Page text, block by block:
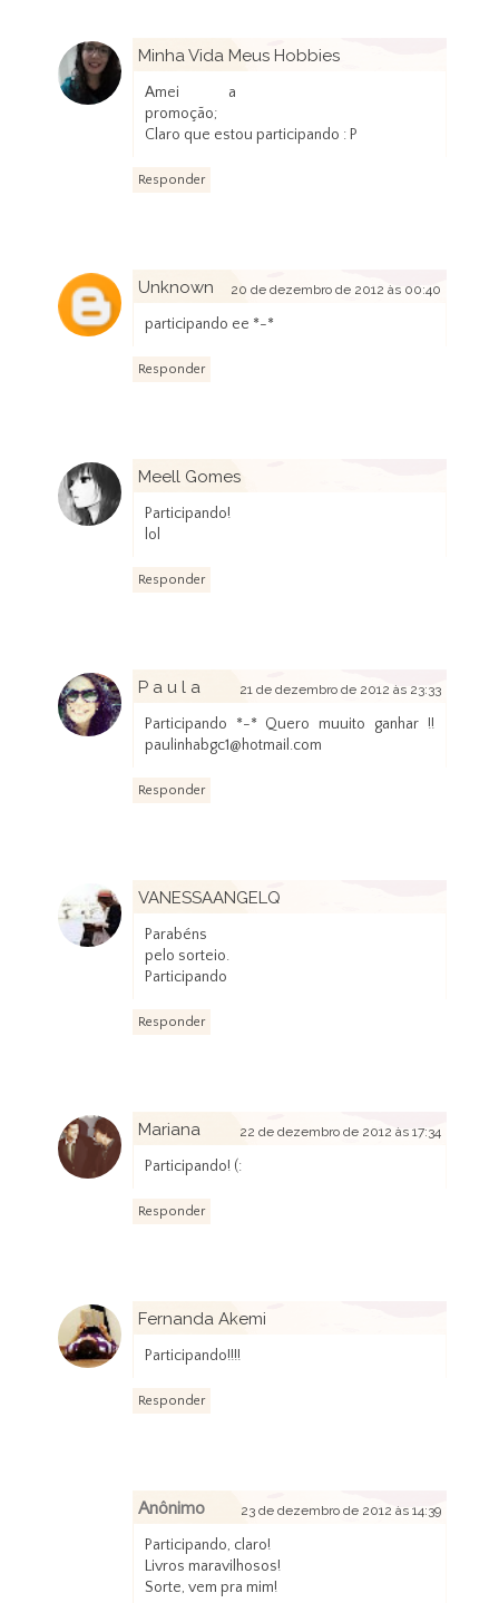
Minha Vida Meus Hobbies
Amei a
promoção;
Claro que estou participando : P
Responder
Unknown 20 de dezembro de 2012 às 00:40
participando ee *-*
Responder
Meell Gomes
Participando!
lol
Responder
P a u l a 21 de dezembro de 2012 às 23:33
Participando *-* Quero muuito ganhar !!
paulinhabgc1@hotmail.com
Responder
VANESSAANGELQ
Parabéns
pelo sorteio.
Participando
Responder
Mariana 22 de dezembro de 2012 às 17:34
Participando! (:
Responder
Fernanda Akemi
Participando!!!!
Responder
Anônimo 23 de dezembro de 2012 às 14:39
Participando, claro!
Livros maravilhosos!
Sorte, vem pra mim!